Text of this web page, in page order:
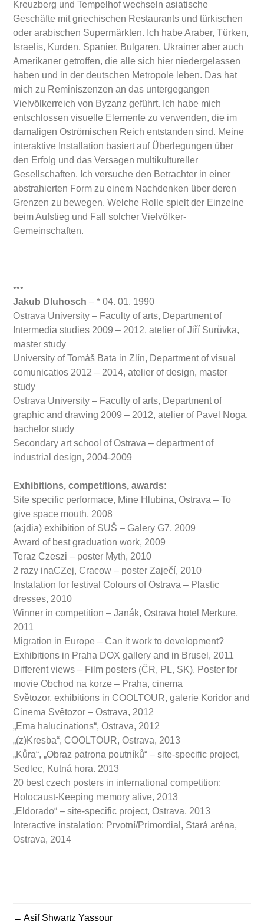
Kreuzberg und Tempelhof wechseln asiatische
Geschäfte mit griechischen Restaurants und türkischen
oder arabischen Supermärkten. Ich habe Araber, Türken,
Israelis, Kurden, Spanier, Bulgaren, Ukrainer aber auch
Amerikaner getroffen, die alle sich hier niedergelassen
haben und in der deutschen Metropole leben. Das hat
mich zu Reminiszenzen an das untergegangen
Vielvölkerreich von Byzanz geführt. Ich habe mich
entschlossen visuelle Elemente zu verwenden, die im
damaligen Oströmischen Reich entstanden sind. Meine
interaktive Installation basiert auf Überlegungen über
den Erfolg und das Versagen multikultureller
Gesellschaften. Ich versuche den Betrachter in einer
abstrahierten Form zu einem Nachdenken über deren
Grenzen zu bewegen. Welche Rolle spielt der Einzelne
beim Aufstieg und Fall solcher Vielvölker-
Gemeinschaften.
•••
Jakub Dluhosch – * 04. 01. 1990
Ostrava University – Faculty of arts, Department of
Intermedia studies 2009 – 2012, atelier of Jiří Surůvka,
master study
University of Tomáš Bata in Zlín, Department of visual
comunicatios 2012 – 2014, atelier of design, master
study
Ostrava University – Faculty of arts, Department of
graphic and drawing 2009 – 2012, atelier of Pavel Noga,
bachelor study
Secondary art school of Ostrava – department of
industrial design, 2004-2009
Exhibitions, competitions, awards:
Site specific performace, Mine Hlubina, Ostrava – To
give space mouth, 2008
(a:jdia) exhibition of SUŠ – Galery G7, 2009
Award of best graduation work, 2009
Teraz Czeszi – poster Myth, 2010
2 razy inaCZej, Cracow – poster Zaječí, 2010
Instalation for festival Colours of Ostrava – Plastic
dresses, 2010
Winner in competition – Janák, Ostrava hotel Merkure,
2011
Migration in Europe – Can it work to development?
Exhibitions in Praha DOX gallery and in Brusel, 2011
Different views – Film posters (ČR, PL, SK). Poster for
movie Obchod na korze – Praha, cinema
Světozor, exhibitions in COOLTOUR, galerie Koridor and
Cinema Světozor – Ostrava, 2012
„Ema halucinations“, Ostrava, 2012
„(z)Kresba“, COOLTOUR, Ostrava, 2013
„Kůra“, „Obraz patrona poutníků“ – site-specific project,
Sedlec, Kutná hora. 2013
20 best czech posters in international competition:
Holocaust-Keeping memory alive, 2013
„Eldorado“ – site-specific project, Ostrava, 2013
Interactive instalation: Prvotní/Primordial, Stará aréna,
Ostrava, 2014
Asif Shwartz Yassour